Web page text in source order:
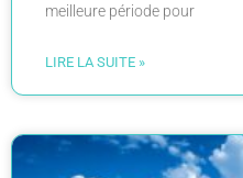
meilleure période pour
LIRE LA SUITE »